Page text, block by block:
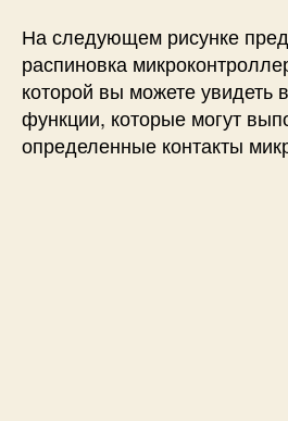
На следующем рисунке
распиновка
которой вы можете увидеть
функции, которые могут
определенные контакты